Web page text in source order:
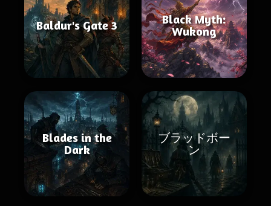
Baldur's Gate 3
Black Myth:
Wukong
Blades in the
Dark
ブラッドボー
ン